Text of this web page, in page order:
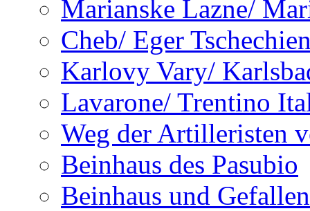
Marianske Lazne/
Cheb/ Eger
Karlovy Vary/
Lavarone/ Trentino
Weg der Artilleristen
Beinhaus des Pasubio
Beinhaus und